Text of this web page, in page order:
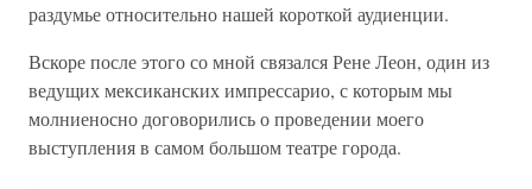
раздумье относительно нашей короткой аудиенции.
Вскоре после этого со мной связался Рене Леон, один из
ведущих мексиканских импрессарио, с которым мы
молниеносно договорились о проведении моего
выступления в самом большом театре города.